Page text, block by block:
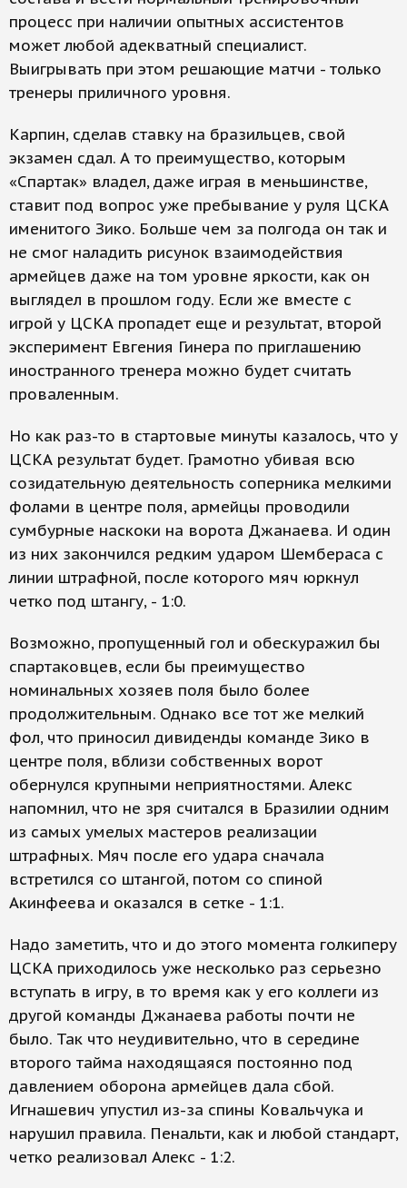
процесс при наличии опытных ассистентов
может любой адекватный специалист.
Выигрывать при этом решающие матчи - только
тренеры приличного уровня.
Карпин, сделав ставку на бразильцев, свой
экзамен сдал. А то преимущество, которым
«Спартак» владел, даже играя в меньшинстве,
ставит под вопрос уже пребывание у руля ЦСКА
именитого Зико. Больше чем за полгода он так и
не смог наладить рисунок взаимодействия
армейцев даже на том уровне яркости, как он
выглядел в прошлом году. Если же вместе с
игрой у ЦСКА пропадет еще и результат, второй
эксперимент Евгения Гинера по приглашению
иностранного тренера можно будет считать
проваленным.
Но как раз-то в стартовые минуты казалось, что у
ЦСКА результат будет. Грамотно убивая всю
созидательную деятельность соперника мелкими
фолами в центре поля, армейцы проводили
сумбурные наскоки на ворота Джанаева. И один
из них закончился редким ударом Шембераса с
линии штрафной, после которого мяч юркнул
четко под штангу, - 1:0.
Возможно, пропущенный гол и обескуражил бы
спартаковцев, если бы преимущество
номинальных хозяев поля было более
продолжительным. Однако все тот же мелкий
фол, что приносил дивиденды команде Зико в
центре поля, вблизи собственных ворот
обернулся крупными неприятностями. Алекс
напомнил, что не зря считался в Бразилии одним
из самых умелых мастеров реализации
штрафных. Мяч после его удара сначала
встретился со штангой, потом со спиной
Акинфеева и оказался в сетке - 1:1.
Надо заметить, что и до этого момента голкиперу
ЦСКА приходилось уже несколько раз серьезно
вступать в игру, в то время как у его коллеги из
другой команды Джанаева работы почти не
было. Так что неудивительно, что в середине
второго тайма находящаяся постоянно под
давлением оборона армейцев дала сбой.
Игнашевич упустил из-за спины Ковальчука и
нарушил правила. Пенальти, как и любой стандарт,
четко реализовал Алекс - 1:2.